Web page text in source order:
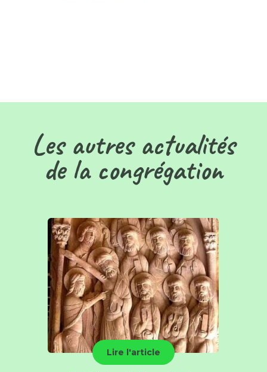
Les autres actualités
de la congrégation
Lire l'article